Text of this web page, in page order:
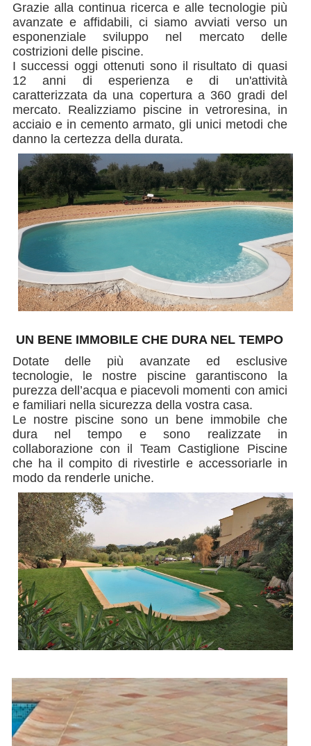
Grazie alla continua ricerca e alle tecnologie più
avanzate e affidabili, ci siamo avviati verso un
esponenziale sviluppo nel mercato delle
costrizioni delle piscine.
I successi oggi ottenuti sono il risultato di quasi
12 anni di esperienza e di un'attività
caratterizzata da una copertura a 360 gradi del
mercato. Realizziamo piscine in vetroresina, in
acciaio e in cemento armato, gli unici metodi che
danno la certezza della durata.
UN BENE IMMOBILE CHE DURA NEL TEMPO
Dotate delle più avanzate ed esclusive
tecnologie, le nostre piscine garantiscono la
purezza dell’acqua e piacevoli momenti con amici
e familiari nella sicurezza della vostra casa.
Le nostre piscine sono un bene immobile che
dura nel tempo e sono realizzate in
collaborazione con il Team Castiglione Piscine
che ha il compito di rivestirle e accessoriarle in
modo da renderle uniche.